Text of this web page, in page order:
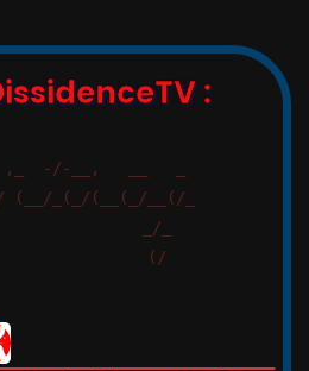
:
-/-__,   __   _
(__/_(_/(__(_/__(/_
_/_
(/